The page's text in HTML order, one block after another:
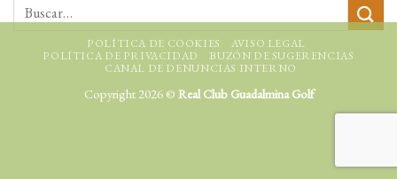
POLÍTICA DE COOKIES
AVISO LEGAL
POLÍTICA DE PRIVACIDAD
BUZÓN DE SUGERENCIAS
CANAL DE DENUNCIAS INTERNO
Copyright 2026 © Real Club Guadalmina Golf